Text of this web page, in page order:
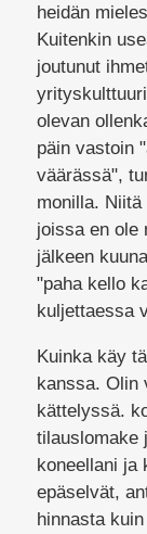
heidän
Kuitenkin
joutunut
olevan
päin vastoin
väärässä",
monilla.
joissa en ole
jälkeen
"paha kello
kuljettaessa
Kuinka käy
kanssa. Olin
kättelyssä.
tilauslomake
koneellani ja
epäselvät,
hinnasta